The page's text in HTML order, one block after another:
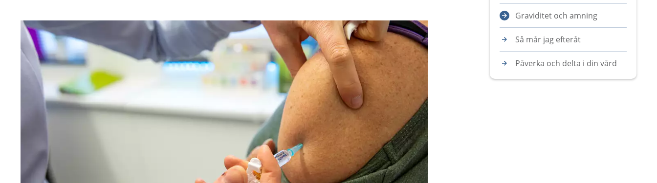
Graviditet och amning
Så mår jag efteråt
Påverka och delta i din vård